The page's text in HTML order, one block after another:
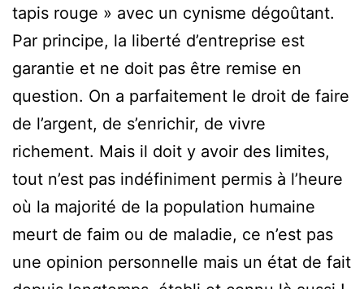
tapis rouge » avec un cynisme dégoûtant.
Par principe, la liberté d’entreprise est
garantie et ne doit pas être remise en
question. On a parfaitement le droit de faire
de l’argent, de s’enrichir, de vivre
richement. Mais il doit y avoir des limites,
tout n’est pas indéfiniment permis à l’heure
où la majorité de la population humaine
meurt de faim ou de maladie, ce n’est pas
une opinion personnelle mais un état de fait